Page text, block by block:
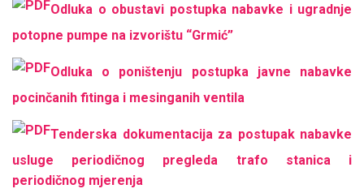
Odluka o obustavi postupka nabavke i ugradnje
potopne pumpe na izvorištu “Grmić”
Odluka o poništenju postupka javne nabavke
pocinčanih fitinga i mesinganih ventila
Tenderska dokumentacija za postupak nabavke
usluge periodičnog pregleda trafo stanica i
periodičnog mjerenja